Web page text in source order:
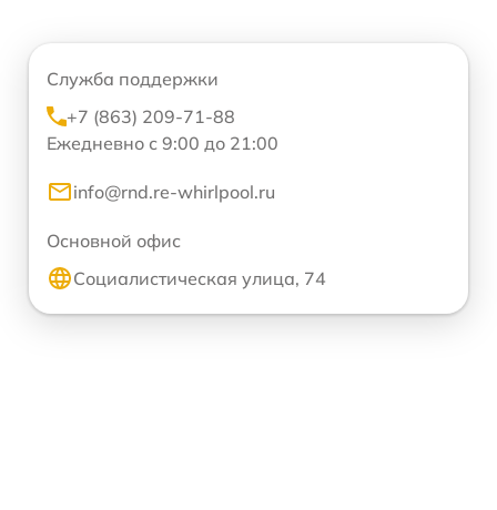
Служба поддержки
+7 (863) 209-71-88
Ежедневно с 9:00 до 21:00
info@rnd.re-whirlpool.ru
Основной офис
Социалистическая улица, 74